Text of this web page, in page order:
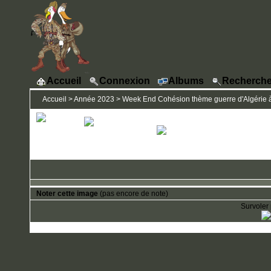
Accueil Connexion Albums
Accueil >Année 2023 > Week End Cohésion thème guerre d'Algérie
Noter cette image (pas encore de note)
Survoler